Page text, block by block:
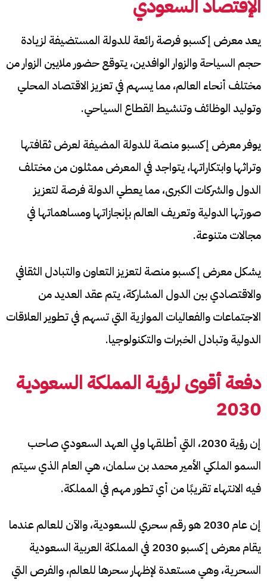
الإقتصاد السعودي
يعد معرض إكسبو فرصة رائعة للدولة المستضيفة لزيادة
حجم السياحة والزوار الوافدين، يتوقع حضور ملايين الزوار من
مختلف أنحاء العالم، مما يسهم في تعزيز الاقتصاد المحلي
وتوليد الوظائف وتنشيط القطاع السياحي.
يوفر معرض إكسبو منصة للدولة المضيفة لعرض ثقافتها
وتراثها وابتكاراتها، يتواجد في المعرض ممثلون من مختلف
الدول والشركات الكبرى، مما يعطي الدولة فرصة لتعزيز
صورتها الدولية وتعريف العالم بإنجازاتها ومساهماتها في
مجالات متنوعة.
يشكل معرض إكسبو منصة لتعزيز التعاون والتبادل الثقافي
والاقتصادي بين الدول المشاركة، يتم عقد العديد من
الاجتماعات والفعاليات الموازية التي تسهم في تطوير العلاقات
الدولية وتبادل الخبرات والتكنولوجيا.
دفعة أقوى لرؤية المملكة السعودية
2030
إن رؤية 2030، التي أطلقها ولي العهد السعودي صاحب
السمو الملكي الأمير محمد بن سلمان، هي العام الذي سيتم
فيه الانتهاء تقريبًا من أي تطور مهم في المملكة.
إن عام 2030 هو رقم سحري للسعودية، والآن للعالم عندما
يقام معرض إكسبو 2030 في المملكة العربية السعودية
السحرية، وهي مستعدة لإظهار سحرها للعالم، والفرص التي